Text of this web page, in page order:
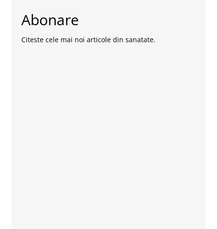
Abonare
Citeste cele mai noi articole din sanatate.